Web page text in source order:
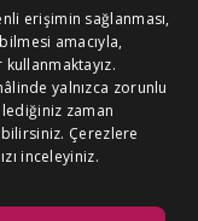
BİZE ULAŞIN
TURKISH
erişimin sağlanması,
amacıyla,
yalnızca zorunlu
zaman
Çerezlere
inceleyiniz.